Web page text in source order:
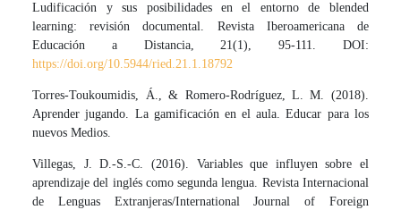
Ludificación y sus posibilidades en el entorno de blended
learning: revisión documental. Revista Iberoamericana de
Educación a Distancia, 21(1), 95-111. DOI:
https://doi.org/10.5944/ried.21.1.18792
Torres-Toukoumidis, Á., & Romero-Rodríguez, L. M. (2018).
Aprender jugando. La gamificación en el aula. Educar para los
nuevos Medios.
Villegas, J. D.-S.-C. (2016). Variables que influyen sobre el
aprendizaje del inglés como segunda lengua. Revista Internacional
de Lenguas Extranjeras/International Journal of Foreign